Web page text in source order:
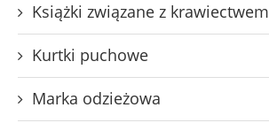
Książki związane z krawiectwem
Kurtki puchowe
Marka odzieżowa